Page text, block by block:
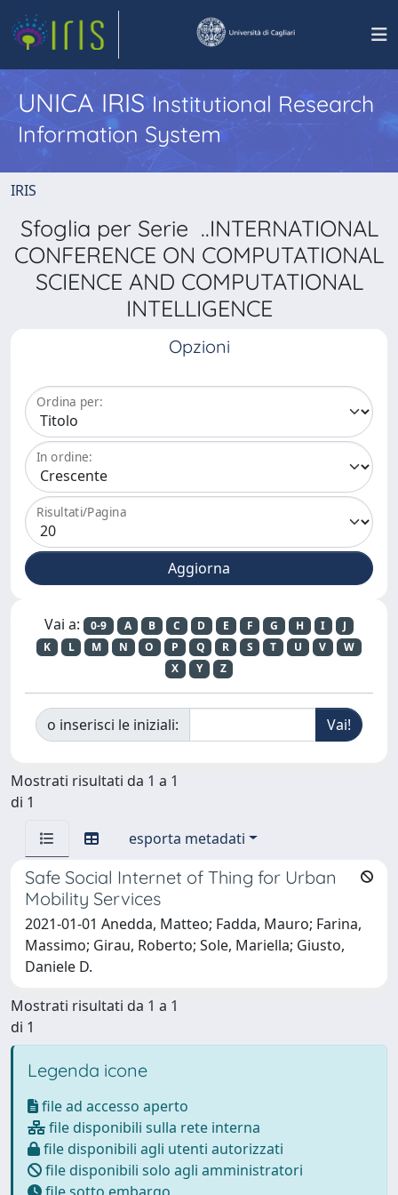
UNICA IRISInstitutional Research
Information System
IRIS
Sfoglia per Serie ..INTERNATIONAL
CONFERENCE ON COMPUTATIONAL
SCIENCE AND COMPUTATIONAL
INTELLIGENCE
Opzioni
Ordina per:
In ordine:
Risultati/Pagina
Vai a: 0-9 A B C D E F G H I
J
K
L M N O P Q R S T U V
W
X
Y Z
o inserisci le iniziali:
Mostrati risultati da 1 a 1
di 1
esporta metadati
Safe Social Internet of Thing for Urban
Mobility Services
2021-01-01 Anedda, Matteo; Fadda, Mauro; Farina,
Massimo; Girau, Roberto; Sole, Mariella; Giusto,
Daniele D.
Mostrati risultati da 1 a 1
di 1
Legenda icone
file ad accesso aperto
file disponibili sulla rete interna
file disponibili agli utenti autorizzati
file disponibili solo agli amministratori
file sotto embargo